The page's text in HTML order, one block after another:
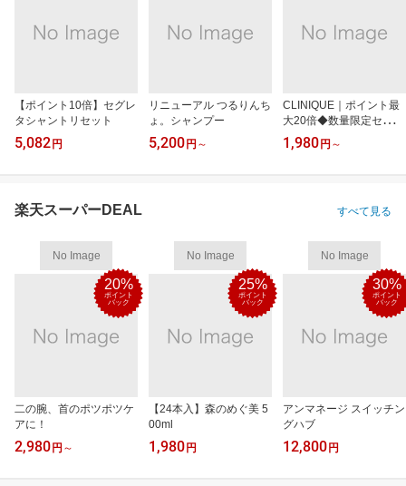
【ポイント10倍】セグレ
タシャントリセット
5,082 円
リニューアル つるりんち
ょ。シャンプー
5,200 円 ～
CLINIQUE｜ポイント最
大20倍◆数量限定セット
も
1,980 円 ～
楽天スーパーDEAL すべて見る
No Image
20%
ポイント
バック
二の腕、首のポツポツケ
アに！
2,980 円 ～
No Image
25%
ポイント
バック
【24本入】森のめぐ美 5
00ml
1,980 円
No Image
30%
ポイント
バック
アンマネージ スイッチン
グハブ
12,800 円